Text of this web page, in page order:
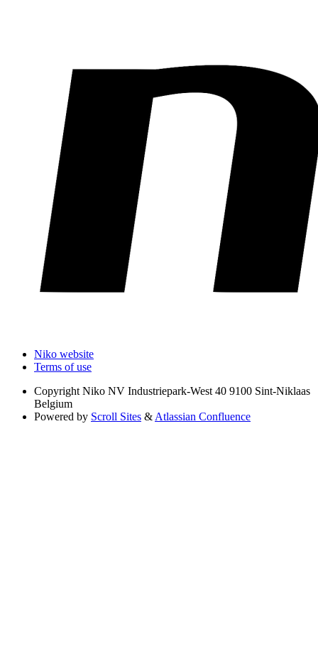
Niko website
Terms of use
Copyright Niko NV Industriepark-West 40 9100 Sint-Niklaas
Belgium
Powered by Scroll Sites & Atlassian Confluence